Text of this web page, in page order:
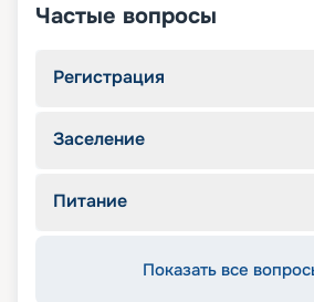
Частые вопросы
Регистрация
Заселение
Питание
Показать все